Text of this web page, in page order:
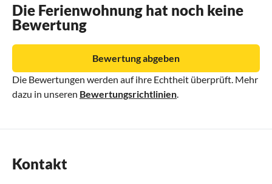
Die Ferienwohnung hat noch keine
Bewertung
Die Bewertungen werden auf ihre Echtheit überprüft. Mehr
dazu in unseren Bewertungsrichtlinien
Bewertung abgeben
Kontakt